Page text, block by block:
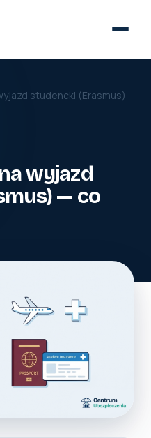
studencki (Erasmus)
wyjazd
— co